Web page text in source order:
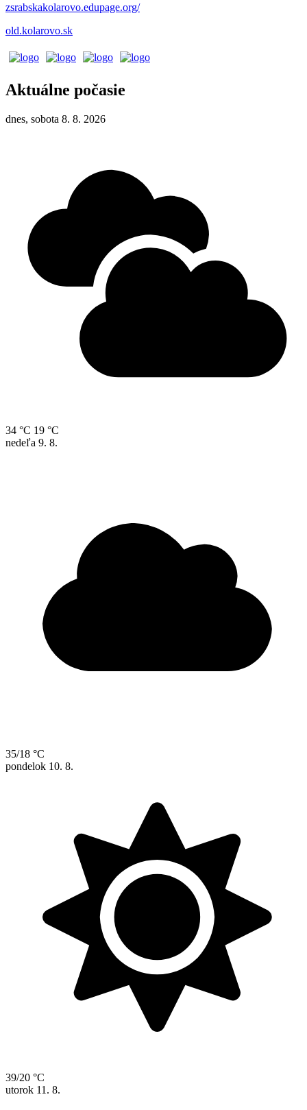
zsrabskakolarovo.edupage.org/
old.kolarovo.sk
Aktuálne počasie
dnes, sobota 8. 8. 2026
34 °C 19 °C
nedeľa 9. 8.
35/18 °C
pondelok 10. 8.
39/20 °C
utorok 11. 8.